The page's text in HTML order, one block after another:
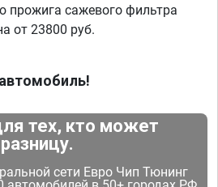
прожига сажевого фильтра
от 23800 руб.
тех, кто может
сети Евро Чип Тюнинг